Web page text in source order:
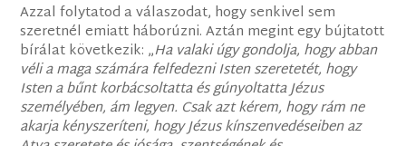
Azzal folytatod a válaszodat, hogy senkivel sem
szeretnél emiatt háborúzni. Aztán megint egy bújtatott
bírálat következik: „Ha valaki úgy gondolja, hogy abban
véli a maga számára felfedezni Isten szeretetét, hogy
Isten a bűnt korbácsoltatta és gúnyoltatta Jézus
személyében, ám legyen. Csak azt kérem, hogy rám ne
akarja kényszeríteni, hogy Jézus kínszenvedéseiben az